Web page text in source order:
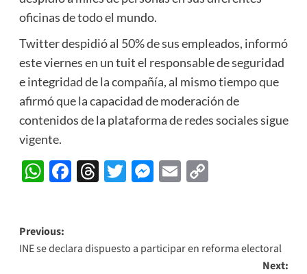
oficinas de todo el mundo.
Twitter despidió al 50% de sus empleados, informó
este viernes en un tuit el responsable de seguridad
e integridad de la compañía, al mismo tiempo que
afirmó que la capacidad de moderación de
contenidos de la plataforma de redes sociales sigue
vigente.
WhatsApp
Facebook
Threads
Twitter
Messenger
EmailCopy
Post
navigation
Previous:
INE se declara dispuesto a participar en reforma electoral
Next: